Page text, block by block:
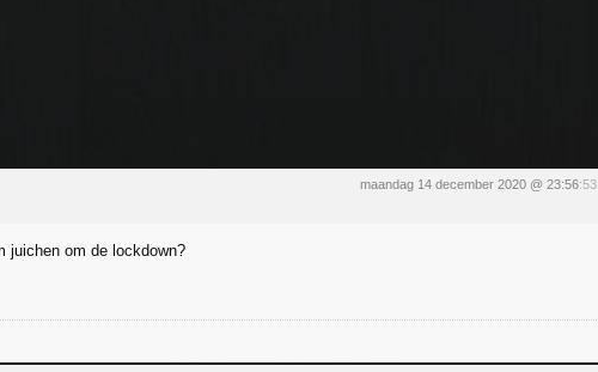
maandag 14 december 2020 @ 23:56:53
juichen om de lockdown?